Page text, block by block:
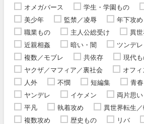
オメガバース
学生・学園もの
美少年
監禁／凌辱 年下攻め
職業もの
主人公総受け 異世
近親相姦
暗い・闇 ツンデレ
複数／モブレ
共依存
現代も
ヤクザ／マフィア／裏社会
オフ
人外
不憫 短編集 青春
ヤンデレ
イケメン 両片思い
平凡
執着攻め
異世界転生
複数攻め
歴史もの リバ